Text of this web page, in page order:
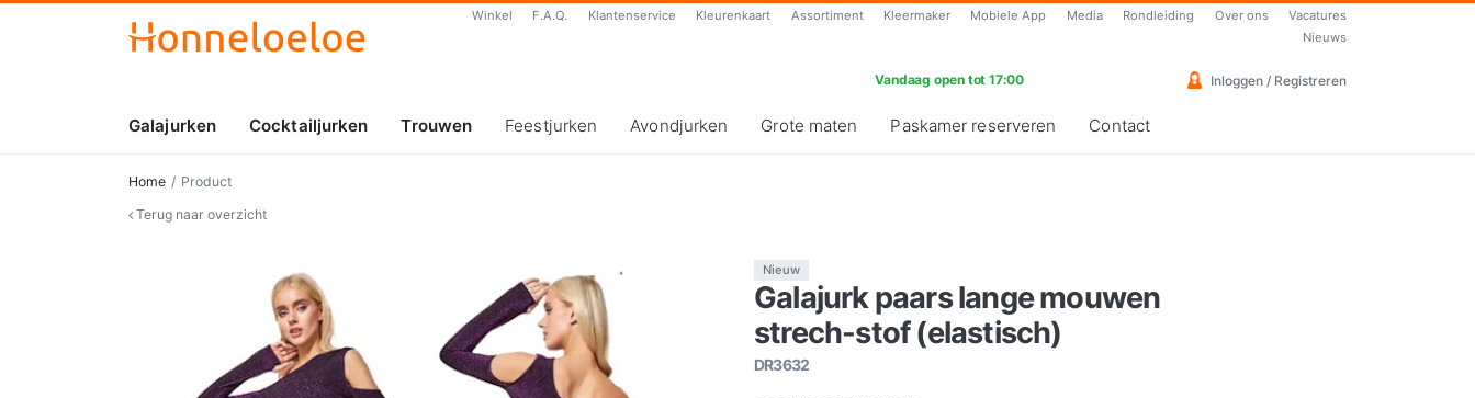
Winkel F.A.Q. Klantenservice Kleurenkaart Assortiment Kleermaker Mobiele App Media Rondleiding Over ons
Vacatures
Nieuws
Vandaag open tot 17:00 Inloggen / Registreren
Galajurken Cocktailjurken Trouwen Feestjurken Avondjurken Grote maten Paskamer reserveren Contact
Home
Product
Terug naar overzicht
Nieuw
Galajurk paars lange mouwen
strech-stof (elastisch)
DR3632